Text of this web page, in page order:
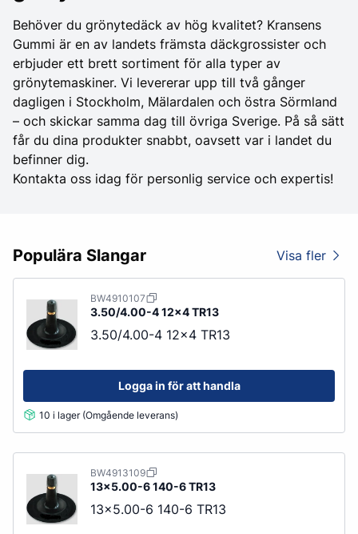
Behöver du grönytedäck av hög kvalitet? Kransens
Gummi är en av landets främsta däckgrossister och
erbjuder ett brett sortiment för alla typer av
grönytemaskiner. Vi levererar upp till två gånger
dagligen i Stockholm, Mälardalen och östra Sörmland
– och skickar samma dag till övriga Sverige. På så sätt
får du dina produkter snabbt, oavsett var i landet du
befinner dig.
Kontakta oss idag för personlig service och expertis!
Populära Slangar Visa fler
BW4910107
3.50/4.00-4 12x4 TR13
3.50/4.00-4 12x4 TR13
Logga in för att handla
10 i lager (Omgående leverans)
BW4913109
13x5.00-6 140-6 TR13
13x5.00-6 140-6 TR13